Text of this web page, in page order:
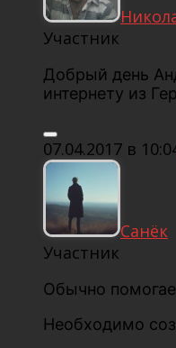
Участник
Добрый день
интернету из
07.04.2017 в
Санёк
Участник
Обычно
Необходимо